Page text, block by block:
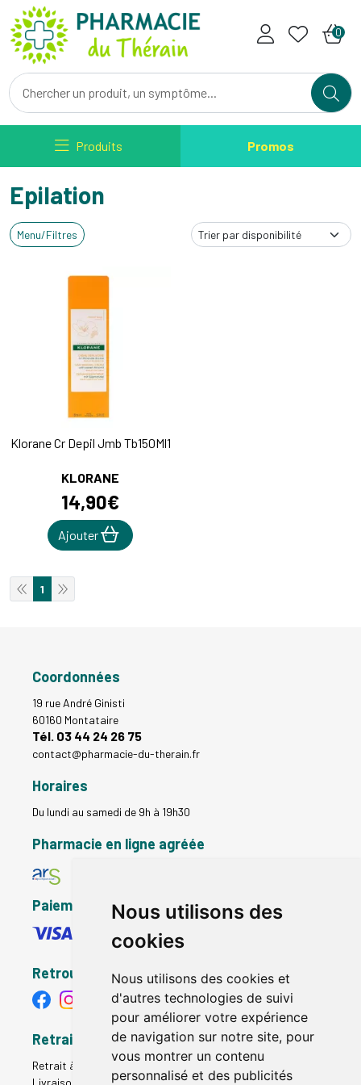
Nous utilisons des
cookies
Nous utilisons des cookies et
d'autres technologies de suivi
pour améliorer votre expérience
de navigation sur notre site, pour
vous montrer un contenu
personnalisé et des publicités
Pharmacie du Therain Votre
0
Produits Promos
Epilation
Menu/Filtres
Klorane Cr Depil Jmb Tb150Ml1
KLORANE
14,90€
Ajouter
1
Coordonnées
19 rue André Ginisti
60160 Montataire
Tél. 03 44 24 26 75
contact@pharmacie-du-therain.fr
Horaires
Du lundi au samedi de 9h à 19h30
Pharmacie en ligne agréée
Paiement sécurisé
Retrouvez-nous
Retrait - Livraison
Retrait à la pharmacie - Click & Collect